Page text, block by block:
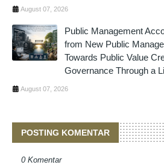
August 07, 2026
Public Management
from New Public
Towards Public Value
Governance Through a
August 07, 2026
POSTING KOMENTAR
0 Komentar